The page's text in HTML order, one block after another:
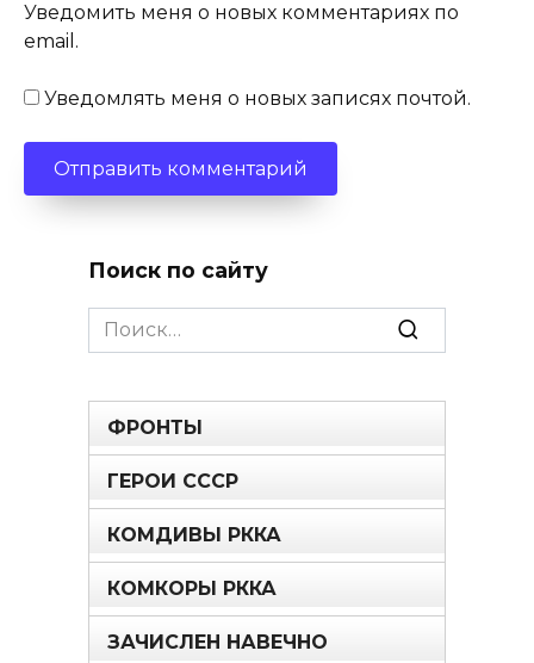
Уведомить меня о новых комментариях по
email.
Уведомлять меня о новых записях почтой.
Поиск по сайту
Search
for:
ФРОНТЫ
ГЕРОИ СССР
КОМДИВЫ РККА
КОМКОРЫ РККА
ЗАЧИСЛЕН НАВЕЧНО